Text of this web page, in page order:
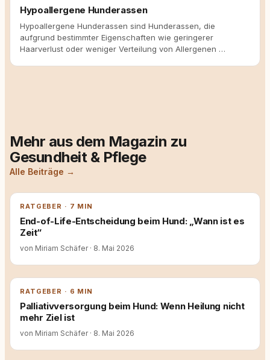
Hypoallergene Hunderassen
Hypoallergene Hunderassen sind Hunderassen, die
aufgrund bestimmter Eigenschaften wie geringerer
Haarverlust oder weniger Verteilung von Allergenen …
Mehr aus dem Magazin zu
Gesundheit & Pflege
Alle Beiträge →
RATGEBER · 7 MIN
End-of-Life-Entscheidung beim Hund: „Wann ist es
Zeit“
von Miriam Schäfer · 8. Mai 2026
RATGEBER · 6 MIN
Palliativversorgung beim Hund: Wenn Heilung nicht
mehr Ziel ist
von Miriam Schäfer · 8. Mai 2026